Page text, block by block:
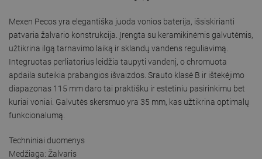
Mexen Pecos yra elegantiška juoda vonios baterija, išsiskirianti
patvaria žalvario konstrukcija. Įrengta su keramikinėmis galvutėmis,
užtikrina ilgą tarnavimo laiką ir sklandų vandens reguliavimą.
Integruotas perliatorius leidžia taupyti vandenį, o chromuota
apdaila suteikia prabangios išvaizdos. Srauto klasė B ir ištekėjimo
diapazonas 115 mm daro tai praktišku ir estetiniu pasirinkimu bet
kuriai voniai. Galvutės skersmuo yra 35 mm, kas užtikrina optimalų
funkcionalumą.
Techniniai duomenys
Medžiaga: Žalvaris